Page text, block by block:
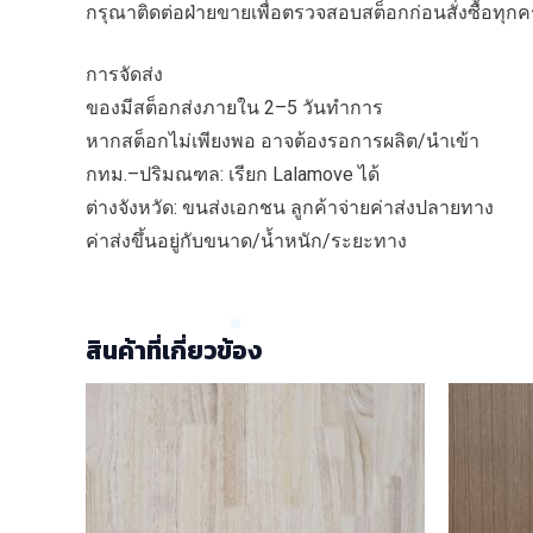
กรุณาติดต่อฝ่ายขายเพื่อตรวจสอบสต็อกก่อนสั่งซื้อทุกค
การจัดส่ง
ของมีสต็อกส่งภายใน 2–5 วันทำการ
หากสต็อกไม่เพียงพอ อาจต้องรอการผลิต/นำเข้า
กทม.–ปริมณฑล: เรียก Lalamove ได้
ต่างจังหวัด: ขนส่งเอกชน ลูกค้าจ่ายค่าส่งปลายทาง
ค่าส่งขึ้นอยู่กับขนาด/น้ำหนัก/ระยะทาง
สินค้าที่เกี่ยวข้อง